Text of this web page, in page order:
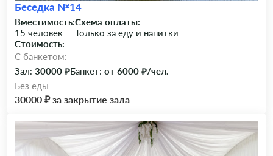
Беседка №14
Вместимость:
15 человек
Схема оплаты:
Только за еду и напитки
Стоимость:
C банкетом:
Зал: 30000 ₽Банкет: от 6000 ₽/чел.
Без еды
30000 ₽ за закрытие зала